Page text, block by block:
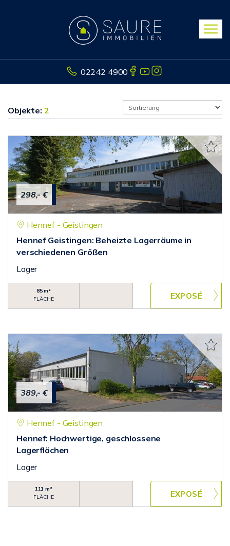
02242 4900
Objekte: 2
298,- €
Hennef - Geistingen
Hennef Geistingen: Beheizte Lagerräume in
verschiedenen Größen
Lager
85 m²
FLÄCHE
389,- €
Hennef - Geistingen
Hennef: Hochwertige, geschlossene
Lagerflächen
Lager
111 m²
FLÄCHE